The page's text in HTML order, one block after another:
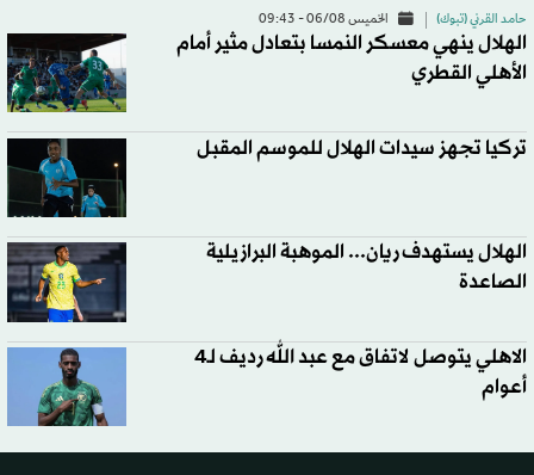
حامد القرني (تبوك) الخميس 06/08 - 09:43
الهلال ينهي معسكر النمسا بتعادل مثير أمام
الأهلي القطري
تركيا تجهز سيدات الهلال للموسم المقبل
الهلال يستهدف ريان... الموهبة البرازيلية
الصاعدة
الاهلي يتوصل لاتفاق مع عبد الله رديف لـ4
أعوام